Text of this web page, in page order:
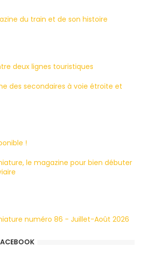
du train et de son histoire
deux lignes touristiques
des secondaires à voie étroite et
!
le magazine pour bien débuter
numéro 86 - Juillet-Août 2026